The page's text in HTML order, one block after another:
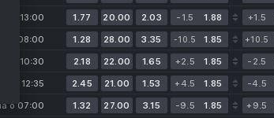
o 13:00 1.77 20.00 2.03 -1.5 1.88 +1.5
o 08:00 1.28 28.00 3.35 -10.5 1.85 +10.5
o 10:30 2.18 22.00 1.65 +2.5 1.85 -2.5
o 12:35 2.45 21.00 1.53 +4.5 1.85 -4.5
o 07:00 1.32 27.00 3.15 -9.5 1.85 +9.5